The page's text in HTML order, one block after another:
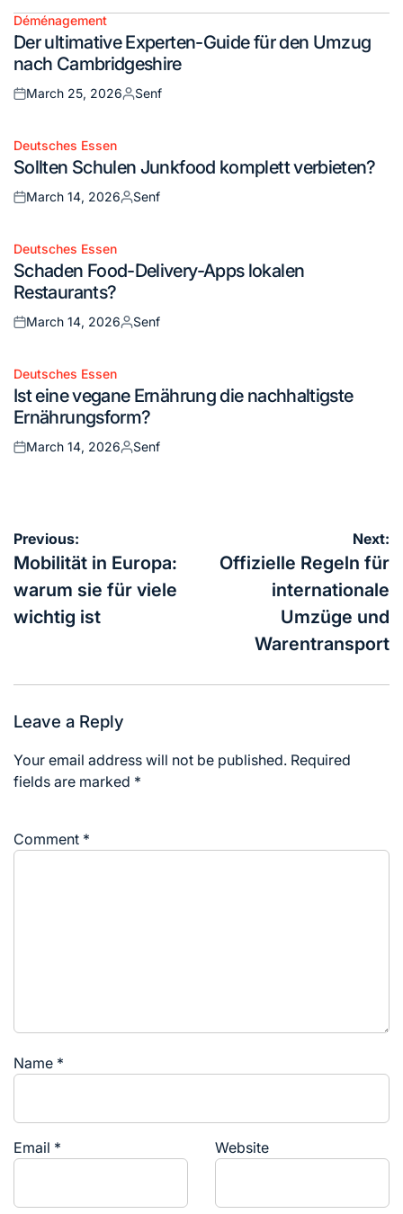
Posted
in
Déménagement
Der ultimative Experten-Guide für den Umzug
nach Cambridgeshire
Posted
March 25, 2026
Posted
Senf
Posted
in
Deutsches Essen
Sollten Schulen Junkfood komplett verbieten?
Posted
March 14, 2026
Posted
Senf
Posted
in
Deutsches Essen
Schaden Food-Delivery-Apps lokalen
Restaurants?
Posted
March 14, 2026
Posted
Senf
Posted
in
Deutsches Essen
Ist eine vegane Ernährung die nachhaltigste
Ernährungsform?
Posted
March 14, 2026
Posted
Senf
Post
navigation
Previous:
Mobilität in Europa:
warum sie für viele
wichtig ist
Next:
Offizielle Regeln für
internationale
Umzüge und
Warentransport
Leave a Reply
Your email address will not be published. Required
fields are marked *
Comment *
Name *
Email * Website